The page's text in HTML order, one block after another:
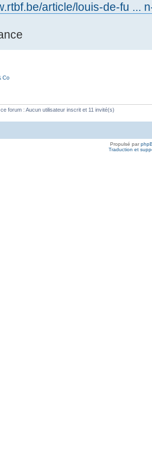
article/louis-de-fu ...
Co
forum : Aucun utilisateur inscrit et 11 invité(s)
Propulsé par
Traduction et